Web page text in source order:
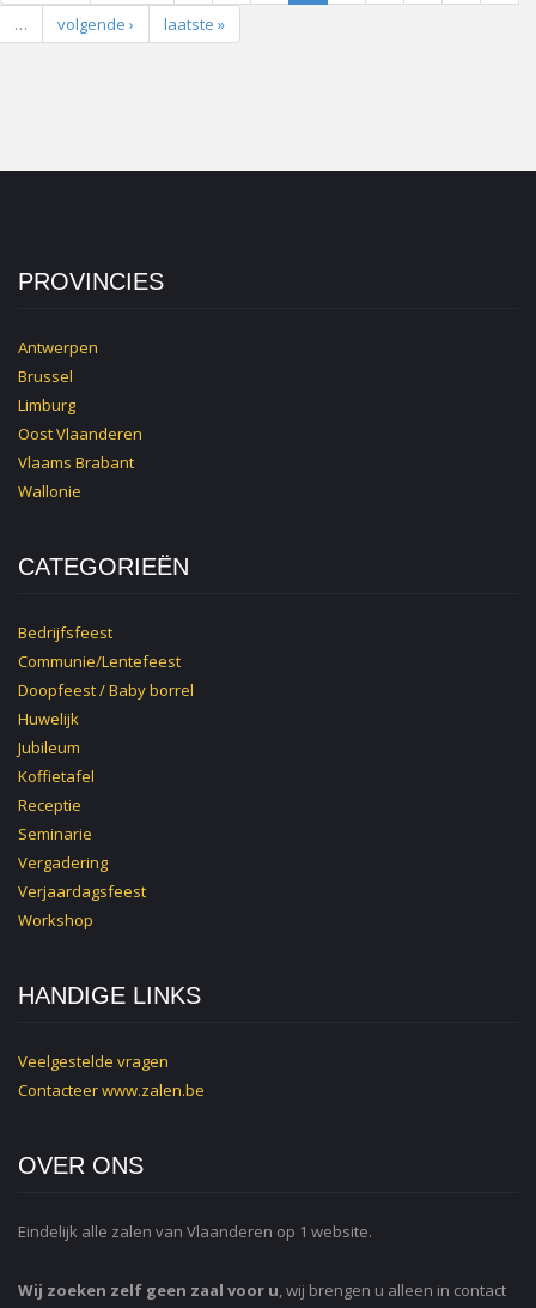
…
volgende › laatste »
PROVINCIES
Antwerpen
Brussel
Limburg
Oost Vlaanderen
Vlaams Brabant
Wallonie
CATEGORIEËN
Bedrijfsfeest
Communie/Lentefeest
Doopfeest / Baby borrel
Huwelijk
Jubileum
Koffietafel
Receptie
Seminarie
Vergadering
Verjaardagsfeest
Workshop
HANDIGE LINKS
Veelgestelde vragen
Contacteerwww.zalen.be
OVER ONS
Eindelijk alle zalen van Vlaanderen op 1 website.
Wij zoeken zelf geen zaal voor u, wij brengen u alleen in contact